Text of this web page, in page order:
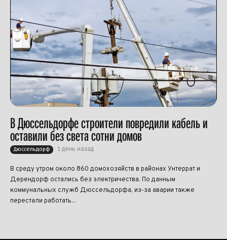
В Дюссельдорфе строители повредили кабель и
оставили без света сотни домов
Дюссельдорф 1 день назад
В среду утром около 860 домохозяйств в районах Унтеррат и
Дерендорф остались без электричества. По данным
коммунальных служб Дюссельдорфа, из-за аварии также
перестали работать...